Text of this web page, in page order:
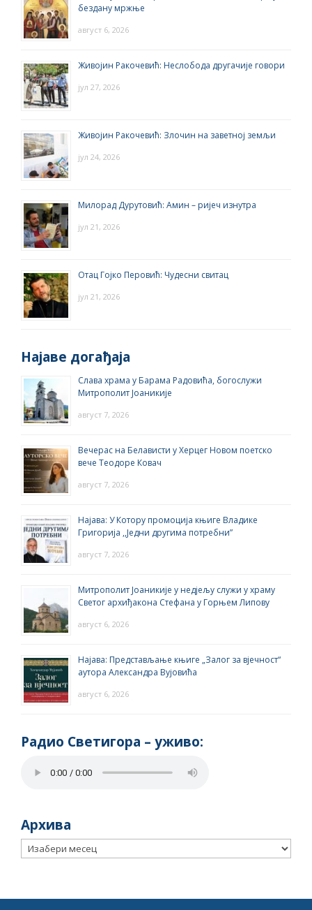
бездану мржње
август 6, 2026
Живојин Ракочевић: Неслобода другачије говори
јул 27, 2026
Живојин Ракочевић: Злочин на заветној земљи
јул 24, 2026
Милорад Дурутовић: Амин – ријеч изнутра
јул 21, 2026
Отац Гојко Перовић: Чудесни свитац
јул 21, 2026
Најаве догађаја
Слава храма у Барама Радовића, богослужи
Митрополит Јоаникије
август 7, 2026
Вечерас на Белависти у Херцег Новом поетско
вече Теодоре Ковач
август 7, 2026
Најава: У Котору промоција књиге Владике
Григорија ,,Једни другима потребни”
август 7, 2026
Митрополит Јоаникије у недјељу служи у храму
Светог архиђакона Стефана у Горњем Липову
август 6, 2026
Најава: Представљање књиге „Залог за вјечност“
аутора Александра Вујовића
август 6, 2026
Радио Светигора – yживо:
Архива
Архива